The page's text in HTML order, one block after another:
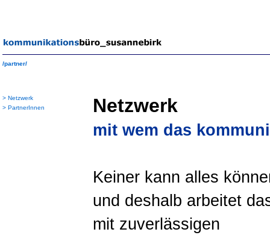
/partner/
> Netzwerk
> PartnerInnen Netzwerk
mit wem das
Keiner kann alles
und deshalb arbeitet
mit zuverlässigen